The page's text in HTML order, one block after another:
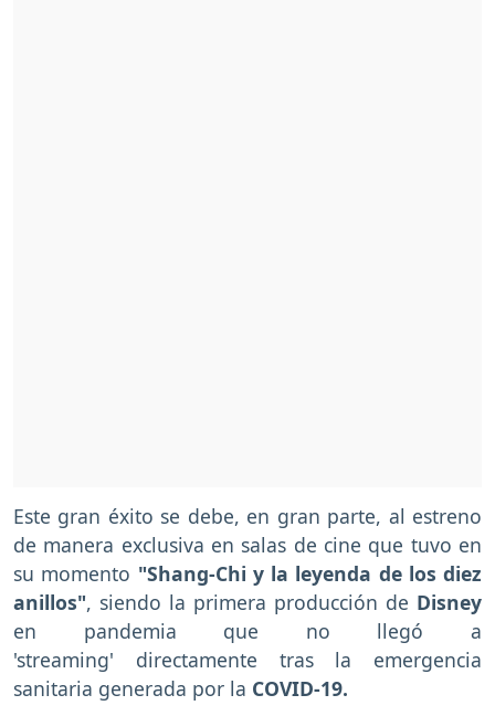
Este gran éxito se debe, en gran parte, al estreno
de manera exclusiva en salas de cine que tuvo en
su momento "Shang-Chi y la leyenda de los diez
anillos", siendo la primera producción de Disney
en pandemia que no llegó a
'streaming' directamente tras la emergencia
sanitaria generada por la COVID-19.